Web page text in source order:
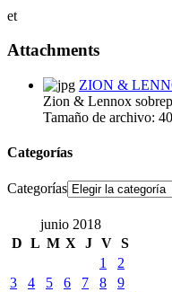
et
Attachments
ZION &
Zion & Lennox
Tamaño de archivo:
Categorías
Categorías
junio 2018
D L M X J V S
1
2
3
4 5 6 7 8
9